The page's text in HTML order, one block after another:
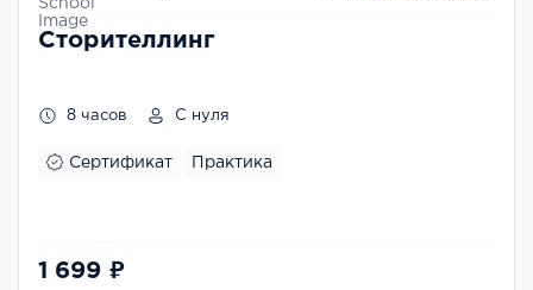
Сторителлинг
8 часов С нуля
Сертификат Практика
1 699 ₽